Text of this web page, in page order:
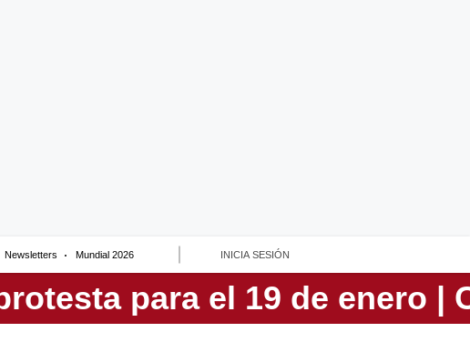
Newsletters Mundial 2026 INICIA SESIÓN